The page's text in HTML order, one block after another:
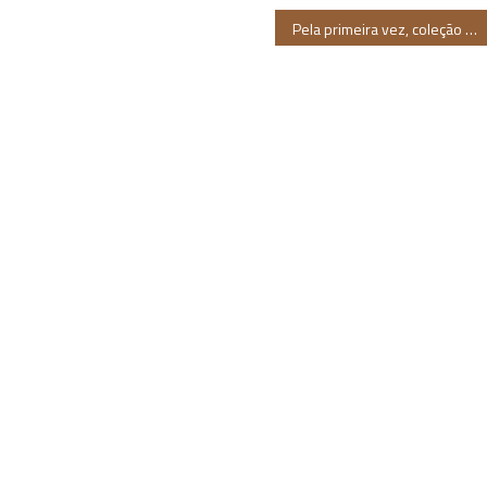
Pela primeira vez, coleção traduz para o inglês trabalhos de Beatriz Nascimento